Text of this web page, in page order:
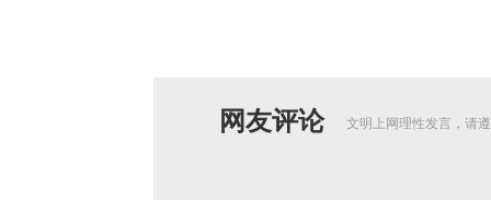
网友评论 文明上网理性发言，请